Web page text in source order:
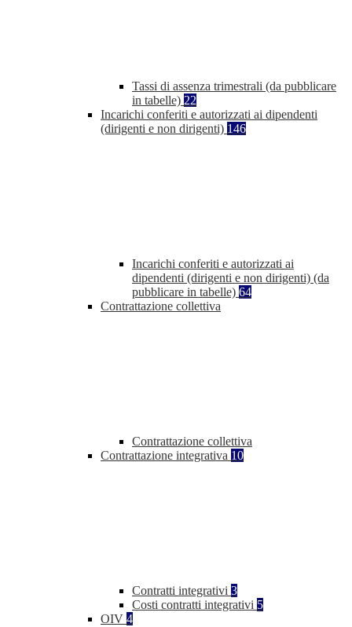
Tassi di assenza trimestrali (da pubblicare
in tabelle) 22
Incarichi conferiti e autorizzati ai dipendenti
(dirigenti e non dirigenti) 146
Incarichi conferiti e autorizzati ai
dipendenti (dirigenti e non dirigenti) (da
pubblicare in tabelle) 64
Contrattazione collettiva
Contrattazione collettiva
Contrattazione integrativa 10
Contratti integrativi 3
Costi contratti integrativi 5
OIV 4